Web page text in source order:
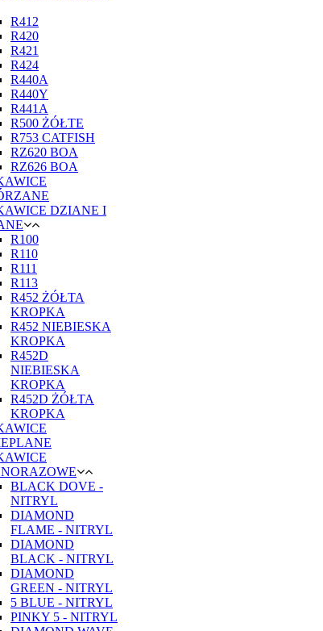
R412
R420
R421
R424
R440A
R440Y
R441A
R500 ŻÓŁTE
R753 CATFISH
RZ620 BOA
RZ626 BOA
DZIANE I
R100
R110
R111
R113
R452 ŻÓŁTA
KROPKA
R452 NIEBIESKA
KROPKA
R452D
NIEBIESKA
KROPKA
R452D ŻÓŁTA
KROPKA
BLACK DOVE -
NITRYL
DIAMOND
FLAME - NITRYL
DIAMOND
BLACK - NITRYL
DIAMOND
GREEN - NITRYL
5 BLUE - NITRYL
PINKY 5 - NITRYL